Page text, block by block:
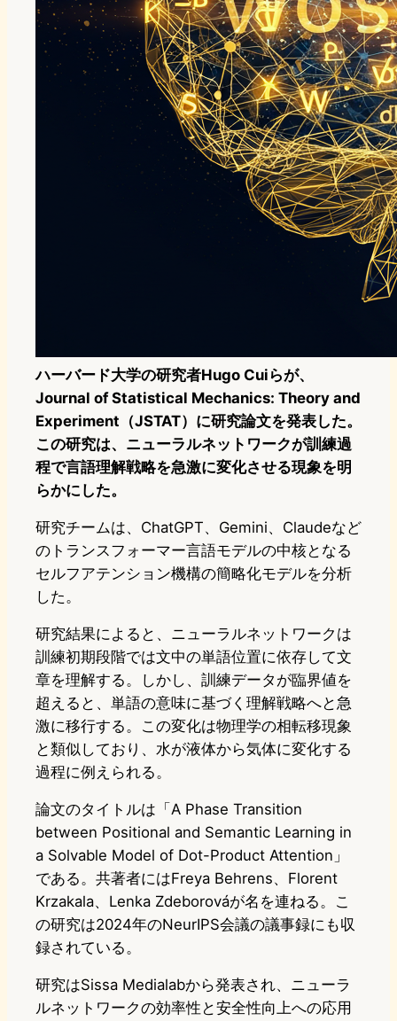
ハーバード大学の研究者Hugo Cuiらが、
Journal of Statistical Mechanics: Theory and
Experiment（JSTAT）に研究論文を発表した。
この研究は、ニューラルネットワークが訓練過
程で言語理解戦略を急激に変化させる現象を明
らかにした。
研究チームは、ChatGPT、Gemini、Claudeなど
のトランスフォーマー言語モデルの中核となる
セルフアテンション機構の簡略化モデルを分析
した。
研究結果によると、ニューラルネットワークは
訓練初期段階では文中の単語位置に依存して文
章を理解する。しかし、訓練データが臨界値を
超えると、単語の意味に基づく理解戦略へと急
激に移行する。この変化は物理学の相転移現象
と類似しており、水が液体から気体に変化する
過程に例えられる。
論文のタイトルは「A Phase Transition
between Positional and Semantic Learning in
a Solvable Model of Dot-Product Attention」
である。共著者にはFreya Behrens、Florent
Krzakala、Lenka Zdeborováが名を連ねる。こ
の研究は2024年のNeurIPS会議の議事録にも収
録されている。
研究はSissa Medialabから発表され、ニューラ
ルネットワークの効率性と安全性向上への応用